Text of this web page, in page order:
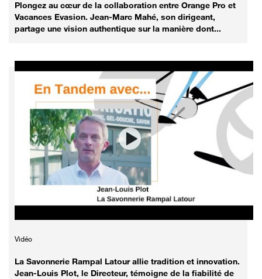
Plongez au cœur de la collaboration entre Orange Pro et
Vacances Evasion. Jean-Marc Mahé, son dirigeant,
partage une vision authentique sur la manière dont...
Vidéo
La Savonnerie Rampal Latour allie tradition et innovation.
Jean-Louis Plot, le Directeur, témoigne de la fiabilité de